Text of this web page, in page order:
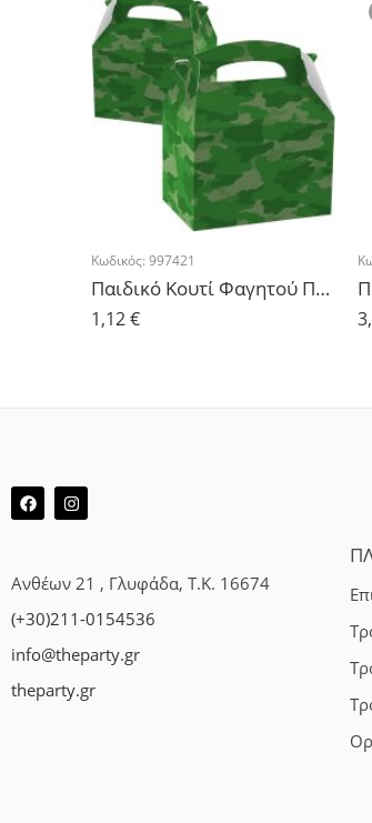
Κωδικός: 997421
Παιδικό Κουτί Φαγητού Παραλλαγή – 1 τμχ.
1,12€
Ανθέων 21 , Γλυφάδα, Τ.Κ. 16674
(+30)211-0154536
info@theparty.gr
theparty.gr